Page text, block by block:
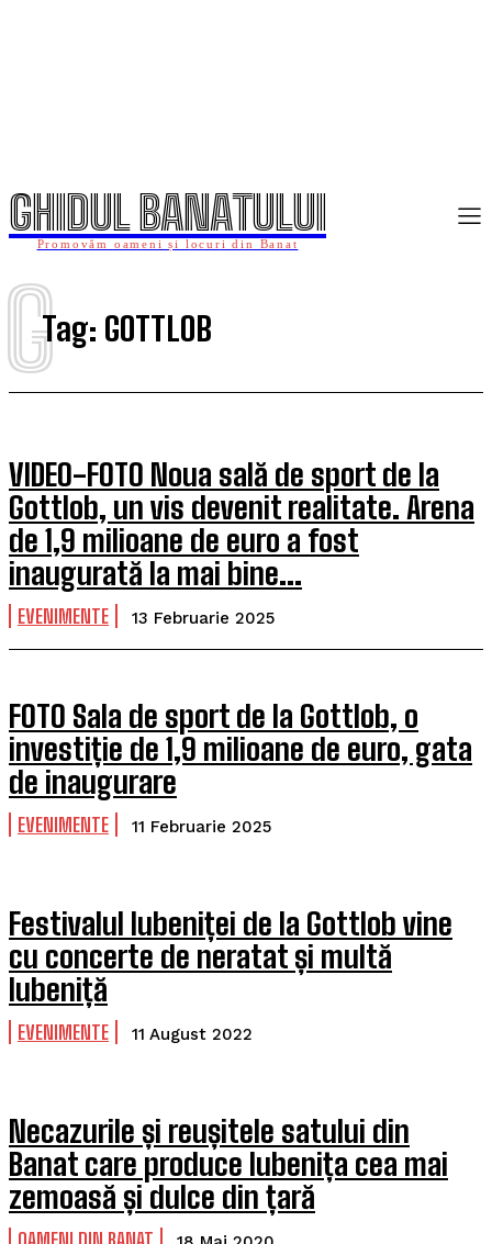
GHIDUL BANATULUI
Promovăm oameni și locuri din Banat
Tag: GOTTLOB
G
VIDEO-FOTO Noua sală de sport de la
Gottlob, un vis devenit realitate. Arena
de 1,9 milioane de euro a fost
inaugurată la mai bine...
EVENIMENTE 13 Februarie 2025
FOTO Sala de sport de la Gottlob, o
investiție de 1,9 milioane de euro, gata
de inaugurare
EVENIMENTE 11 Februarie 2025
Festivalul lubeniței de la Gottlob vine
cu concerte de neratat și multă
lubeniță
EVENIMENTE 11 August 2022
Necazurile și reușitele satului din
Banat care produce lubenița cea mai
zemoasă și dulce din țară